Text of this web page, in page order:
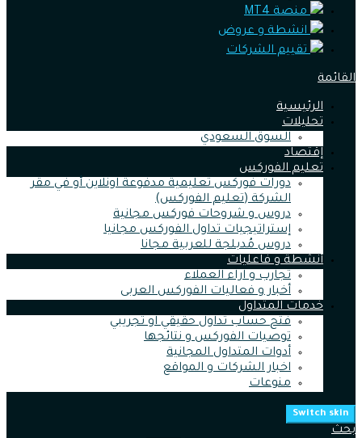
منصة MT4
انشطة و عروض
تقييم الشركات
القائمة
الرئيسية
تحليلات
السوق السعودي
إقتصاد
تعليم الفوركس
دورات فوركس تعليمية مدفوعة اونلاين أو في مقر
الشركة (تعليم الفوركس)
دروس و شروحات فوركس مجانية
إستراتيجيات تداول الفوركس مجانيا
دروس مُدبلجة للعربية مجانا
أنشطة و فاعليات
تجارب و اراء العملاء
أخبار و فعاليات الفوركس العربى
خدمات المتداول
فتح حساب تداول حقيقي او تجريبي
توصيات الفوركس و نتائجها
أدوات المتداول المجانية
اخبار الشركات و المواقع
منوعات
Switch skin
بحث